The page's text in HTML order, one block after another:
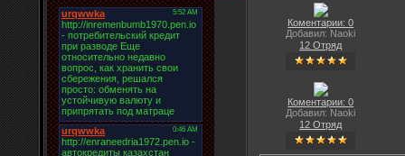
Коментарии: 0
Добавил: Naoki
12 Отряд
Коментарии: 0
Добавил: Naoki
12 Отряд